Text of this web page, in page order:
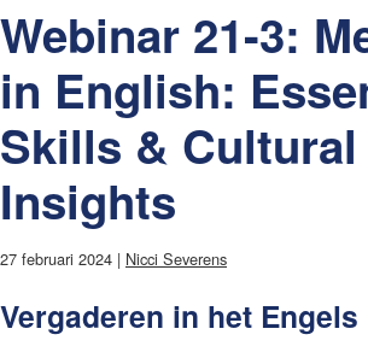
Webinar 21-3:
in English:
Skills & Cultural
Insights
27 februari 2024 | Nicci Severens
Vergaderen in het Engels